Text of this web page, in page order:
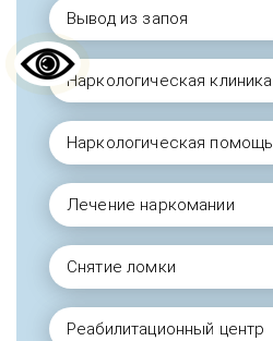
Вывод из запоя
Наркологическая клиника
Наркологическая помощь
Лечение наркомании
Снятие ломки
Реабилитационный центр